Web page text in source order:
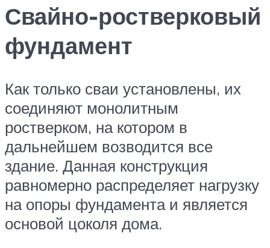
Свайно-ростверковый
фундамент
Как только сваи установлены, их
соединяют монолитным
ростверком, на котором в
дальнейшем возводится все
здание. Данная конструкция
равномерно распределяет нагрузку
на опоры фундамента и является
основой цоколя дома.